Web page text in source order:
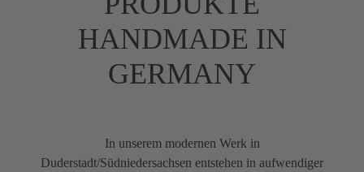
HANDMADE IN
GERMANY
In unserem modernen Werk in
Duderstadt/Südniedersachsen entstehen in aufwendiger